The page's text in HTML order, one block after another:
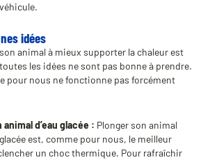
idées
animal à mieux supporter la chaleur est
les idées ne sont pas bonne à prendre.
pour nous ne fonctionne pas forcément
d’eau glacée : Plonger son animal
glacée est, comme pour nous, le meilleur
un choc thermique. Pour rafraîchir